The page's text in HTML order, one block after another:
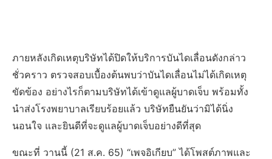
ภายหลังเกิดเหตุบริษัทได้ปิดให้บริการบันไดเลื่อนดังกล่าว
ชั่วคราว ตรวจสอบเบื้องต้นพบว่าบันไดเลื่อนไม่ได้เกิดเหตุ
ขัดข้อง อย่างไรก็ตามบริษัทได้เข้าดูแลผู้บาดเจ็บ พร้อมทั้ง
นำส่งโรงพยาบาลเรียบร้อยแล้ว บริษัทยืนยันว่ามิได้นิ่ง
นอนใจ และยินดีที่จะดูแลผู้บาดเจ็บอย่างดีที่สุด
ขณะที่ วานนี้ (21 ส.ค. 65) “เพจอิเกียบ” ได้โพสต์ภาพและ